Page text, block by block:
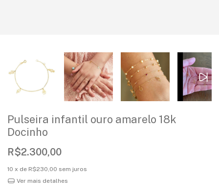
Pulseira infantil ouro amarelo 18k
Docinho
R$2.300,00
10 x de R$230,00 sem juros
Ver mais detalhes